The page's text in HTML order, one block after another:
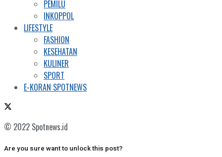
PEMILU
INKOPPOL
LIFESTYLE
FASHION
KESEHATAN
KULINER
SPORT
E-KORAN SPOTNEWS
© 2022 Spotnews.id
Are you sure want to unlock this post?